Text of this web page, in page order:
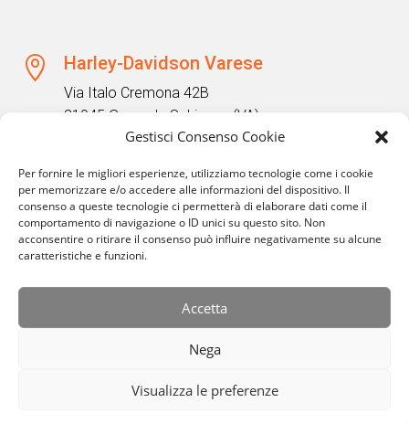
Gestisci Consenso Cookie
Per fornire le migliori esperienze, utilizziamo tecnologie come i cookie
per memorizzare e/o accedere alle informazioni del dispositivo. Il
consenso a queste tecnologie ci permetterà di elaborare dati come il
comportamento di navigazione o ID unici su questo sito. Non
acconsentire o ritirare il consenso può influire negativamente su alcune
caratteristiche e funzioni.
Accetta
Nega
Visualizza le preferenze
 Harley-Davidson Varese
Via Italo Cremona 42B
21045 Gazzada Schianno (VA)
 Contatti
+39 0332 332663
corinna@harley-davidson-varese.com
} Orari apertura
Martedì-Venerdì: 09.00-12.30; 14.00-19-00